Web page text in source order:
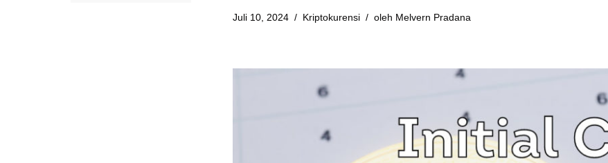
Juli 10, 2024 Kriptokurensi oleh Melvern Pradana